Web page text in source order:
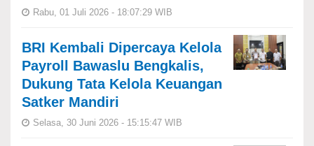
Rabu, 01 Juli 2026 - 18:07:29 WIB
BRI Kembali Dipercaya Kelola
Payroll Bawaslu Bengkalis,
Dukung Tata Kelola Keuangan
Satker Mandiri
Selasa, 30 Juni 2026 - 15:15:47 WIB